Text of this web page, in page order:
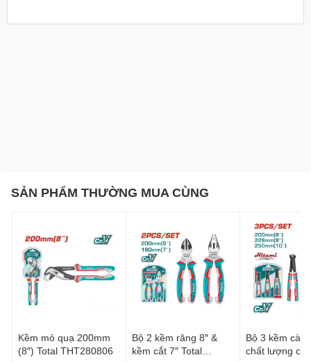
SẢN PHẨM THƯỜNG MUA CÙNG
Kềm mỏ quạ 200mm
(8″) Total THT280806
Bộ 2 kềm răng 8″ &
kềm cắt 7″ Total
Bộ 3 kềm
chất lượng